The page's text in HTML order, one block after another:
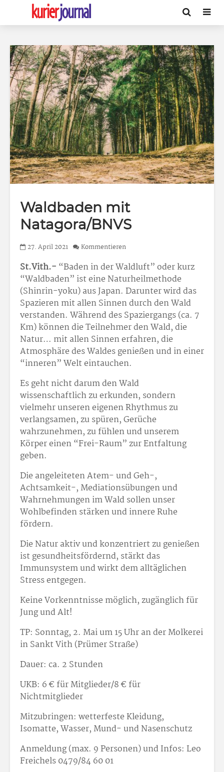
Waldbaden mit
Natagora/BNVS
27. April 2021 Kommentieren
St.Vith.- “Baden in der Waldluft” oder kurz
“Waldbaden” ist eine Naturheilmethode
(Shinrin-yoku) aus Japan. Darunter wird das
Spazieren mit allen Sinnen durch den Wald
verstanden. Während des Spaziergangs (ca. 7
Km) können die Teilnehmer den Wald, die
Natur… mit allen Sinnen erfahren, die
Atmosphäre des Waldes genießen und in einer
“inneren” Welt eintauchen.
Es geht nicht darum den Wald
wissenschaftlich zu erkunden, sondern
vielmehr unseren eigenen Rhythmus zu
verlangsamen, zu spüren, Gerüche
wahrzunehmen, zu fühlen und unserem
Körper einen “Frei-Raum” zur Entfaltung
geben.
Die angeleiteten Atem- und Geh-,
Achtsamkeit-, Mediationsübungen und
Wahrnehmungen im Wald sollen unser
Wohlbefinden stärken und innere Ruhe
fördern.
Die Na­tur ak­tiv und kon­zen­triert zu ge­nie­ßen
ist ge­sund­heits­för­dernd, stärkt das
Immunsystem und wirkt dem alltäglichen
Stress entgegen.
Keine Vorkenntnisse möglich, zugänglich für
Jung und Alt!
TP: Sonntag, 2. Mai um 15 Uhr an der Molkerei
in Sankt Vith (Prümer Straße)
Dauer: ca. 2 Stunden
UKB: 6 € für Mitglieder/8 € für
Nichtmitglieder
Mitzubringen: wetterfeste Kleidung,
Isomatte, Wasser, Mund- und Nasenschutz
Anmeldung (max. 9 Personen) und Infos: Leo
Freichels 0479/84 60 01